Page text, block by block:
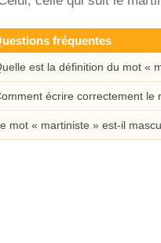
fréquentes
est la définition du mot «
écrire correctement le
mot « martiniste » est-il